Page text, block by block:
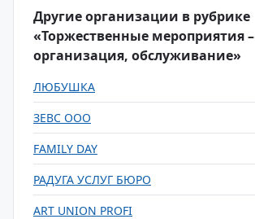
Другие организации в рубрике
«Торжественные мероприятия –
организация, обслуживание»
ЛЮБУШКА
ЗЕВС ООО
FAMILY DAY
РАДУГА УСЛУГ БЮРО
ART UNION PROFI